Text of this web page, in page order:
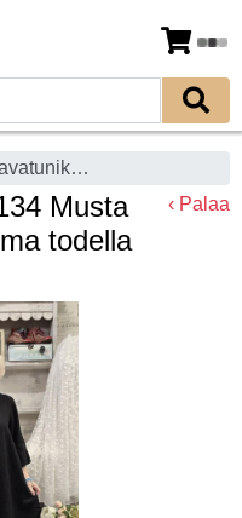
Grizas pellavatunika 5134 Musta uniikki epätasainen helma todella pehmeä
Musta
todella
‹ Palaa